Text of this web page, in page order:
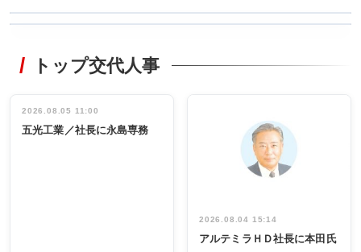
非鉄業界で
インタビュ
ー／社内ア
タックトレー
祝う 業界関
係者ら220人
出席
トップ交代人事
2026.08.05 11:00
五光工業／社長に永島専務
2026.08.04 15:14
アルテミラＨＤ社長に本田氏